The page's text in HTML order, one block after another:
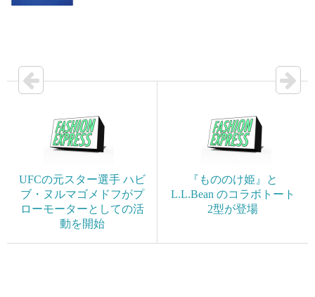
UFCの元スター選手 ハビ
ブ・ヌルマゴメドフがプ
ローモーターとしての活
動を開始
『もののけ姫』と
L.L.Bean のコラボトート
2型が登場